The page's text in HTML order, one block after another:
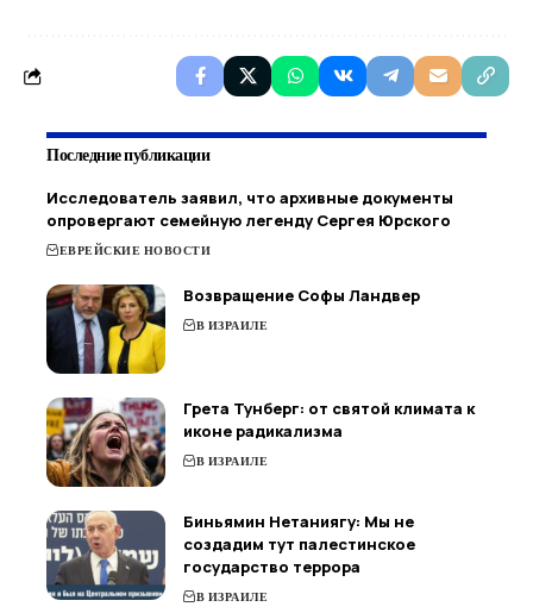
Последние публикации
Исследователь заявил, что архивные документы
опровергают семейную легенду Сергея Юрского
ЕВРЕЙСКИЕ НОВОСТИ
Возвращение Софы Ландвер
В ИЗРАИЛЕ
Грета Тунберг: от святой климата к
иконе радикализма
В ИЗРАИЛЕ
Биньямин Нетаниягу: Мы не
создадим тут палестинское
государство террора
В ИЗРАИЛЕ